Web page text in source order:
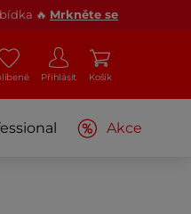
🔥 Mrkněte se
Přihlásit Košík
Akce